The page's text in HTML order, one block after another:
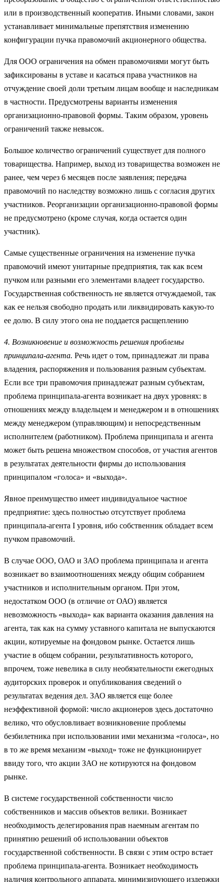
или в производственный кооператив. Иными словами, закон
устанавливает минимальные препятствия изменению
конфигурации пучка правомочий акционерного общества.
Для ООО ограничения на обмен правомочиями могут быть
зафиксированы в уставе и касаться права участников на
отчуждение своей доли третьим лицам вообще и наследникам
в частности. Предусмотрены варианты изменения
организационно-правовой формы. Таким образом, уровень
ограничений также невысок.
Большое количество ограничений существует для полного
товарищества. Например, выход из товарищества возможен не
ранее, чем через 6 месяцев после заявления; передача
правомочий по наследству возможно лишь с согласия других
участников. Реорганизации организационно-правовой формы
не предусмотрено (кроме случая, когда остается один
участник).
Самые существенные ограничения на изменение пучка
правомочий имеют унитарные предприятия, так как всем
пучком или разными его элементами владеет государство.
Государственная собственность не является отчуждаемой, так
как ее нельзя свободно продать или ликвидировать какую-то
ее долю. В силу этого она не поддается расщеплению
4. Возникновение и возможность решения проблемы
принципала-агента. Речь идет о том, принадлежат ли права
владения, распоряжения и пользования разным субъектам.
Если все три правомочия принадлежат разным субъектам,
проблема принципала-агента возникает на двух уровнях: в
отношениях между владельцем и менеджером и в отношениях
между менеджером (управляющим) и непосредственным
исполнителем (работником). Проблема принципала и агента
может быть решена множеством способов, от участия агентов
в результатах деятельности фирмы до использования
принципалом «голоса» и «выхода».
Явное преимущество имеет индивидуальное частное
предприятие: здесь полностью отсутствует проблема
принципала-агента I уровня, ибо собственник обладает всем
пучком правомочий.
В случае ООО, ОАО и ЗАО проблема принципала и агента
возникает во взаимоотношениях между общим собранием
участников и исполнительным органом. При этом,
недостатком ООО (в отличие от ОАО) является
невозможность «выхода» как варианта оказания давления на
агента, так как на сумму уставного капитала не выпускаются
акции, котируемые на фондовом рынке. Остается лишь
участие в общем собрании, результативность которого,
впрочем, тоже невелика в силу необязательности ежегодных
аудиторских проверок и опубликования сведений о
результатах ведения дел. ЗАО является еще более
неэффективной формой: число акционеров здесь достаточно
велико, что обусловливает возникновение проблемы
безбилетника при использовании ими механизма «голоса», но
в то же время механизм «выход» тоже не функционирует
ввиду того, что акции ЗАО не котируются на фондовом
рынке.
В системе государственной собственности число
собственников и массив объектов велики. Возникает
необходимость делегирования прав наемным агентам по
принятию решений об использовании объектов
государственной собственности. В связи с этим остро встает
проблема принципала-агента. Возникает необходимость
наличия контрольного аппарата, минимизирующего издержки